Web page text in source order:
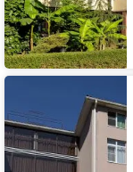
Отель
Хоста